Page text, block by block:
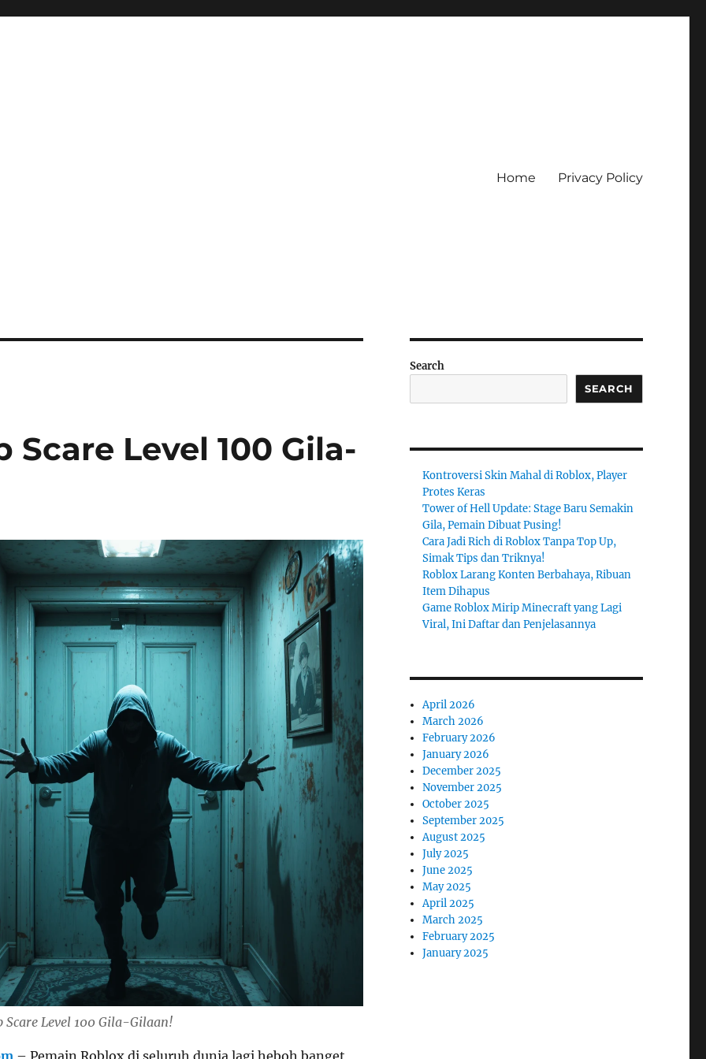
Home Privacy Policy
Scare Level 100 Gila-
Scare Level 100 Gila-Gilaan!
Search
SEARCH
Kontroversi Skin Mahal di Roblox, Player
Protes Keras
Tower of Hell Update: Stage Baru Semakin
Gila, Pemain Dibuat Pusing!
Cara Jadi Rich di Roblox Tanpa Top Up,
Simak Tips dan Triknya!
Roblox Larang Konten Berbahaya, Ribuan
Item Dihapus
Game Roblox Mirip Minecraft yang Lagi
Viral, Ini Daftar dan Penjelasannya
April 2026
March 2026
February 2026
January 2026
December 2025
November 2025
October 2025
September 2025
August 2025
July 2025
June 2025
May 2025
April 2025
March 2025
February 2025
January 2025